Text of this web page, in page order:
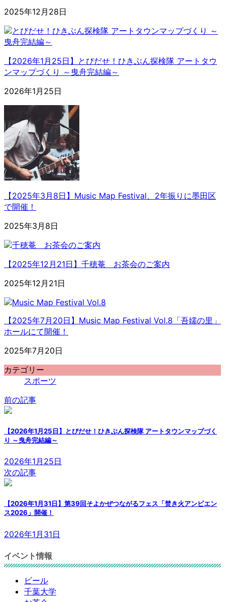
2025年12月28日
【2026年1月25日】とびだせ！ひきぶん探検隊 アートタウ
ンマップづくり ～曳舟完結編～
2026年1月25日
【2025年3月8日】Music Map Festival、2年振りに墨田区
で開催！
2025年3月8日
【2025年12月21日】千穂菴 お茶会のご案内
2025年12月21日
【2025年7月20日】Music Map Festival Vol.8「吾嬬の里」
ホールにて開催！
2025年7月20日
カテゴリー
スポーツ
前の記事
【2026年1月25日】とびだせ！ひきぶん探検隊 アートタウンマップづく
り ～曳舟完結編～
2026年1月25日
次の記事
【2026年1月31日】第39回そよかぜつながるフェス「焚き火アンビエン
ス2026」開催！
2026年1月31日
イベント情報
ビール
千葉大学